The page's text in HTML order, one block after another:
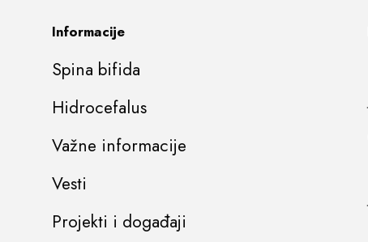
Informacije
Spina bifida
Hidrocefalus
Važne informacije
Vesti
Projekti i događaji